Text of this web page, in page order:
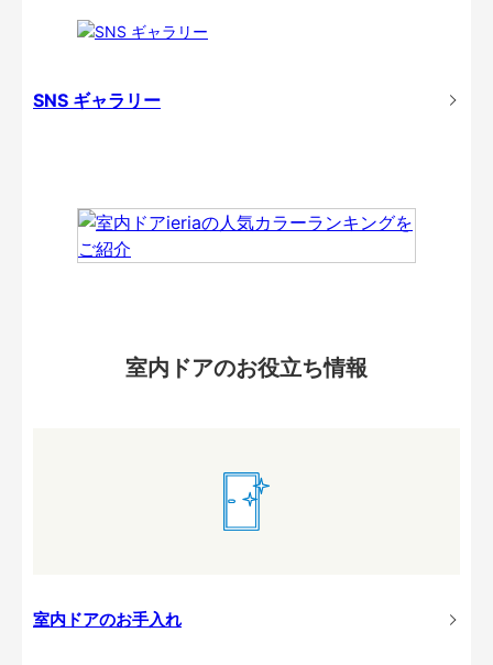
SNS ギャラリー
室内ドアのお役立ち情報
室内ドアのお手入れ